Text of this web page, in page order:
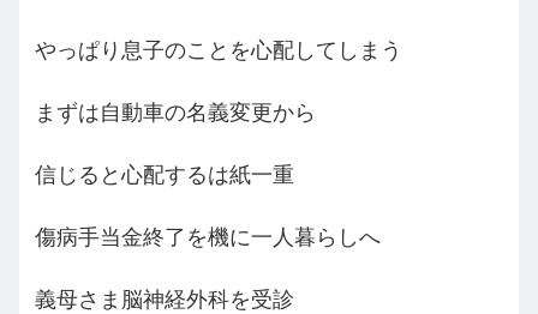
やっぱり息子のことを心配してしまう
まずは自動車の名義変更から
信じると心配するは紙一重
傷病手当金終了を機に一人暮らしへ
義母さま脳神経外科を受診